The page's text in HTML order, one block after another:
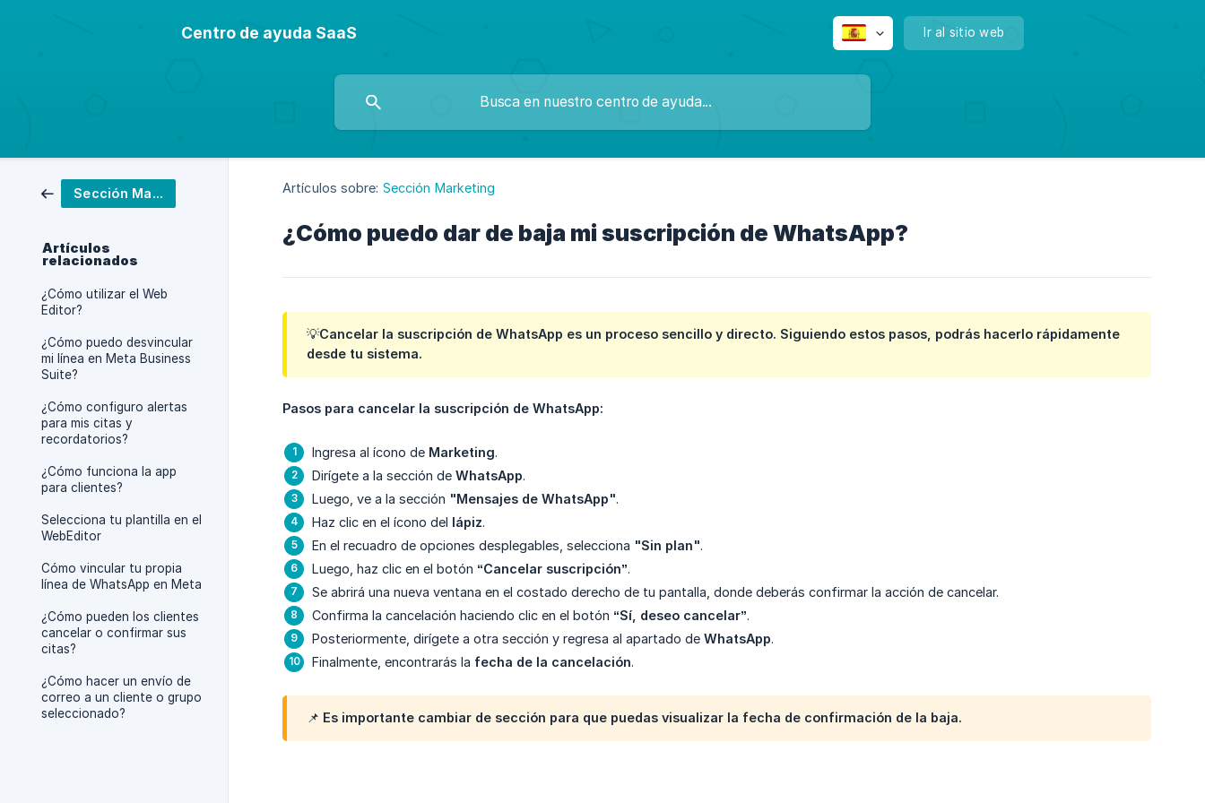
Centro de ayuda SaaS Ir al sitio web
Sección Marketing
Artículos
relacionados
¿Cómo utilizar el Web
Editor?
¿Cómo puedo desvincular
mi línea en Meta Business
Suite?
¿Cómo configuro alertas
para mis citas y
recordatorios?
¿Cómo funciona la app
para clientes?
Selecciona tu plantilla en el
WebEditor
Cómo vincular tu propia
línea de WhatsApp en Meta
¿Cómo pueden los clientes
cancelar o confirmar sus
citas?
¿Cómo hacer un envío de
correo a un cliente o grupo
seleccionado?
Artículos sobre: Sección Marketing
¿Cómo puedo dar de baja mi suscripción de WhatsApp?
💡Cancelar la suscripción de WhatsApp es un proceso sencillo y directo. Siguiendo estos pasos, podrás hacerlo rápidamente
desde tu sistema.
Pasos para cancelar la suscripción de WhatsApp:
Ingresa al ícono de Marketing.
Dirígete a la sección de WhatsApp.
Luego, ve a la sección "Mensajes de WhatsApp".
Haz clic en el ícono del lápiz.
En el recuadro de opciones desplegables, selecciona "Sin plan".
Luego, haz clic en el botón “Cancelar suscripción”.
Se abrirá una nueva ventana en el costado derecho de tu pantalla, donde deberás confirmar la acción de cancelar.
Confirma la cancelación haciendo clic en el botón “Sí, deseo cancelar”.
Posteriormente, dirígete a otra sección y regresa al apartado de WhatsApp.
Finalmente, encontrarás la fecha de la cancelación.
📌 Es importante cambiar de sección para que puedas visualizar la fecha de confirmación de la baja.